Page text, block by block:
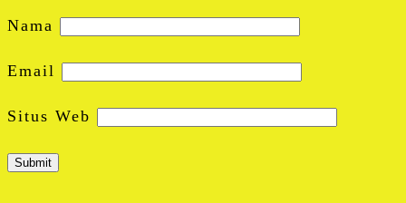
Nama
Email
Situs Web